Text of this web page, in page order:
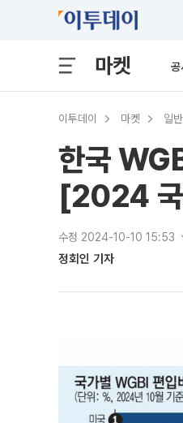
마켓 공
이투데이 마켓 일반
한국
[2024
수정 2024-10-10 15:53
정회인 기자